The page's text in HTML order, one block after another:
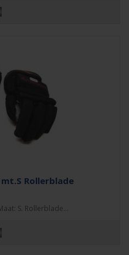
Rollerblade
S. Rollerblade...